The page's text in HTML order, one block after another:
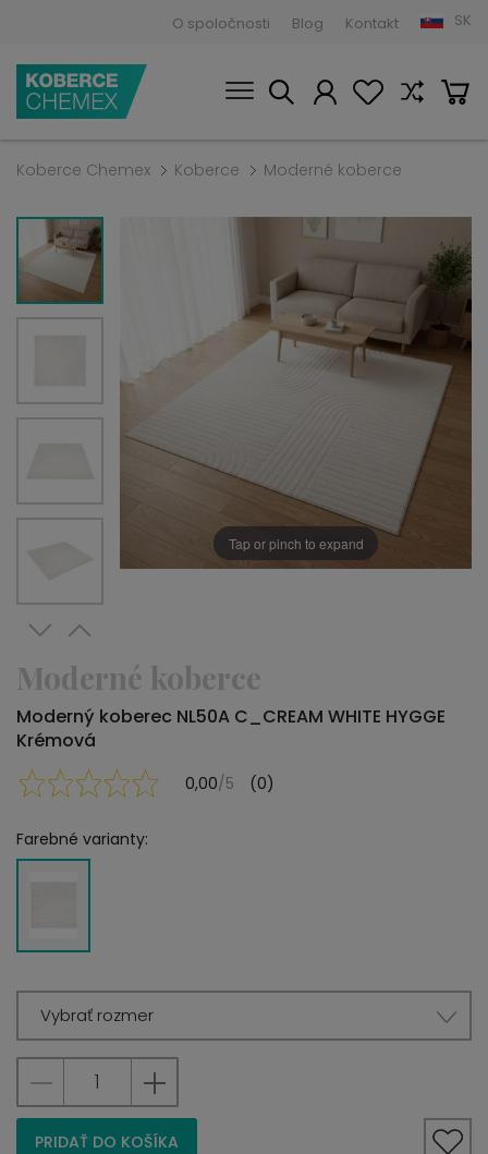
O spoločnosti Blog Kontakt SK
Koberce Chemex Koberce Moderné koberce
Tap or pinch to expand
Moderné koberce
Moderný koberec NL50A C_CREAM WHITE HYGGE
Krémová
0,00/5 (0)
Farebné varianty:
Vybrať rozmer
PRIDAŤ DO KOŠÍKA